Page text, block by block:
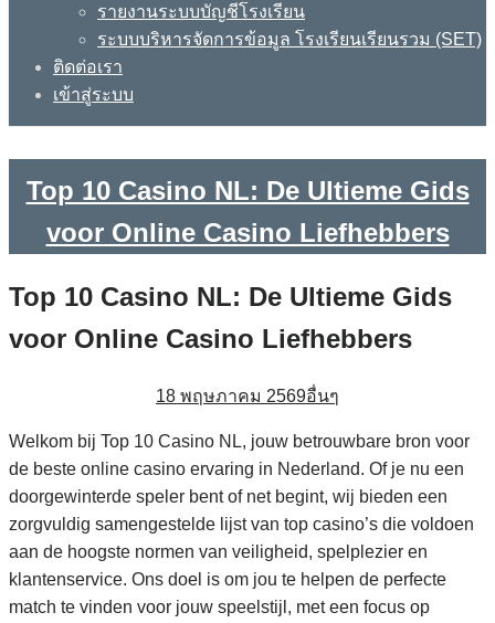
รายงานระบบบัญชีโรงเรียน
ระบบบริหารจัดการข้อมูล โรงเรียนเรียนรวม (SET)
ติดต่อเรา
เข้าสู่ระบบ
Top 10 Casino NL: De Ultieme Gids
voor Online Casino Liefhebbers
Top 10 Casino NL: De Ultieme Gids
voor Online Casino Liefhebbers
18 พฤษภาคม 2569อื่นๆ
Welkom bij Top 10 Casino NL, jouw betrouwbare bron voor
de beste online casino ervaring in Nederland. Of je nu een
doorgewinterde speler bent of net begint, wij bieden een
zorgvuldig samengestelde lijst van top casino’s die voldoen
aan de hoogste normen van veiligheid, spelplezier en
klantenservice. Ons doel is om jou te helpen de perfecte
match te vinden voor jouw speelstijl, met een focus op